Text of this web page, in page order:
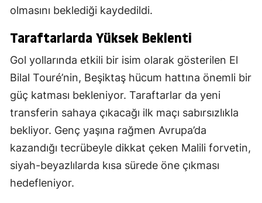
olmasını beklediği kaydedildi.
Taraftarlarda Yüksek Beklenti
Gol yollarında etkili bir isim olarak gösterilen El
Bilal Touré’nin, Beşiktaş hücum hattına önemli bir
güç katması bekleniyor. Taraftarlar da yeni
transferin sahaya çıkacağı ilk maçı sabırsızlıkla
bekliyor. Genç yaşına rağmen Avrupa’da
kazandığı tecrübeyle dikkat çeken Malili forvetin,
siyah-beyazlılarda kısa sürede öne çıkması
hedefleniyor.